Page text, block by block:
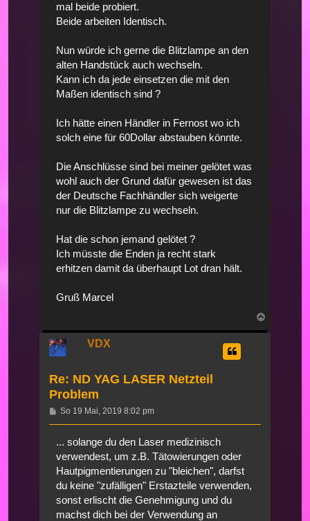
mal beide probiert.
Beide arbeiten Identisch.
Nun würde ich gerne die Blitzlampe an den
alten Handstück auch wechseln.
Kann ich da jede einsetzen die mit den
Maßen identisch sind ?
Ich hätte einen Händler in Fernost wo ich
solch eine für 60Dollar abstauben könnte.
Die Anschlüsse sind bei meiner gelötet was
wohl auch der Grund dafür gewesen ist das
der Deutsche Fachhändler sich weigerte
nur die Blitzlampe zu wechseln.
Hat die schon jemand gelötet ?
Ich müsste die Enden ja recht stark
erhitzen damit da überhaupt Lot dran hält.
Gruß Marcel
VDX
Re: ND YAG LASER Netzteil
Problem
Beitrag
So 19 Mai, 2019 8:02 pm
... solange du den Laser medizinisch
verwendest, um z.B. Tätowierungen oder
Hautpigmentierungen zu "bleichen", darfst
du keine "zufälligen" Erstazteile verwenden,
sonst erlischt die Genehmigung und du
machst dich bei der Verwendung an